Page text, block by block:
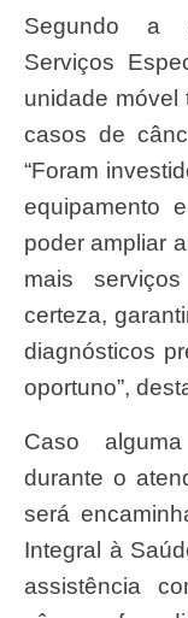
Segundo a coordenadora estadual dos
Serviços
unidade móvel
casos de
“Foram
equipamento
poder ampliar
mais
certeza,
diagnósticos
oportuno”,
Caso alguma alteração seja identificada
durante o
será
Integral à
assistência